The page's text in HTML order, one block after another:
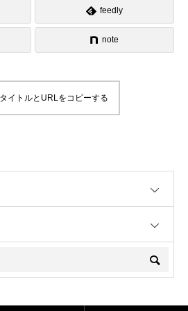
feedly
note
イトルとURLをコピーする